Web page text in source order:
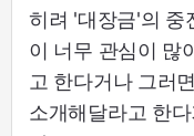
히려 '대장금'의 중
이 너무 관심이 많
고 한다거나 그러
소개해달라고 한